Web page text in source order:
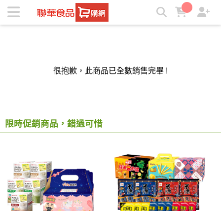
聯華食品e購網-Official Online Store | ★聯華食品e購網★
很抱歉，此商品已全數銷售完畢 !
限時促銷商品，錯過可惜